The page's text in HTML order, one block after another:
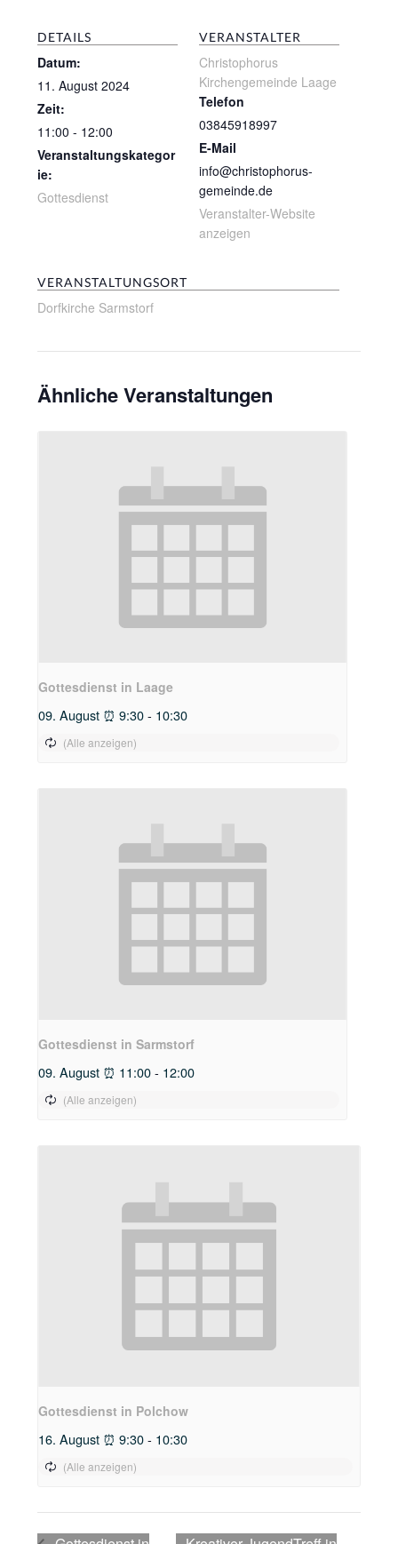
DETAILS
Datum:
11. August 2024
Zeit:
11:00 - 12:00
Veranstaltungskategor
ie:
Gottesdienst
VERANSTALTER
Christophorus
Kirchengemeinde Laage
Telefon
03845918997
E-Mail
info@christophorus-
gemeinde.de
Veranstalter-Website
anzeigen
VERANSTALTUNGSORT
Dorfkirche Sarmstorf
Ähnliche Veranstaltungen
Gottesdienst in Laage
09. August ⏰ 9:30 - 10:30
Gottesdienst in Sarmstorf
09. August ⏰ 11:00 - 12:00
Gottesdienst in Polchow
16. August ⏰ 9:30 - 10:30